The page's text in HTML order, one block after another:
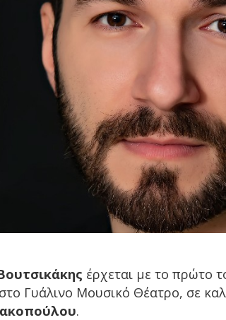
έρχεται με το πρώτο
Γυάλινο Μουσικό Θέατρο, σε
.